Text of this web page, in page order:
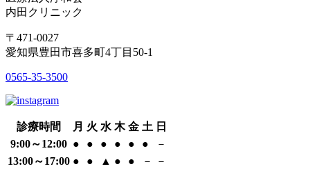
内田クリニック
〒471-0027
愛知県豊田市喜多町4丁目50-1
0565-35-3500
診療時間 月 火 水 木 金 土 日
9:00～12:00 ● ● ● ● ● ●
－
13:00～17:00 ● ● ▲ ● ● － －